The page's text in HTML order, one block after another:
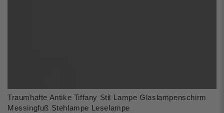
Traumhafte Antike Tiffany Stil Lampe Glaslampenschirm
Messingfuß Stehlampe Leselampe